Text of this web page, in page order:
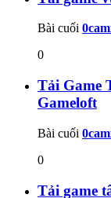
Bài cuối
0
Tải Game
Gameloft
Bài cuối
0
Tải game